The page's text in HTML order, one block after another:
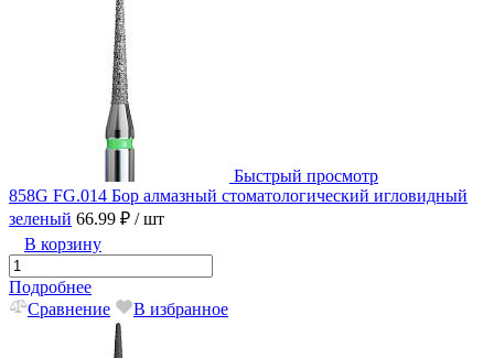
Быстрый просмотр
858G FG.014 Бор алмазный стоматологический игловидный
зеленый 66.99 ₽ / шт
В корзину
Подробнее
Сравнение
В избранное